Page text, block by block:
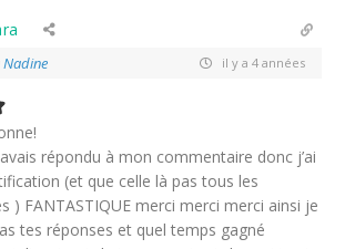
Nadine il y a 4 années
répondu à mon commentaire donc j’ai
(et que celle là pas tous les
) FANTASTIQUE merci merci merci ainsi je
tes réponses et quel temps gagné